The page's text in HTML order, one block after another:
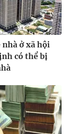
nhà ở xã hội
có thể bị